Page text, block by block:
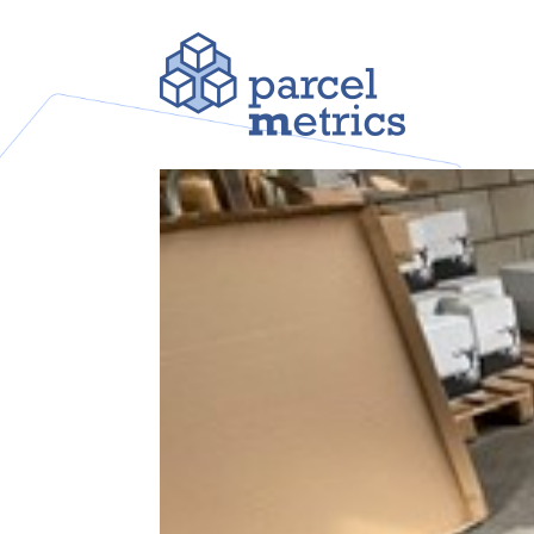
Application
Jacob Blom|Sep 18, 2023|